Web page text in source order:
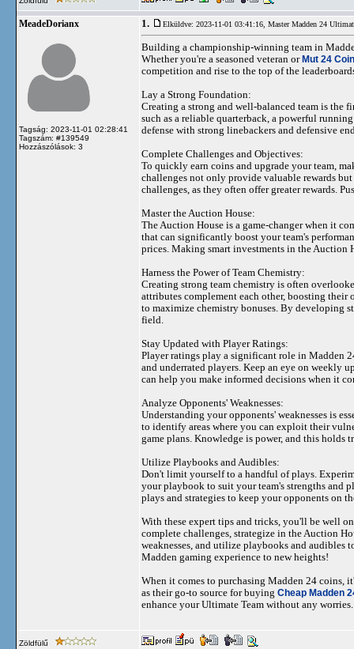
MeadeDorianx
Tagság: 2023-11-01 02:28:41
Tagszám: #139549
Hozzászólások: 3
1. Elküldve: 2023-11-01 03:41:16, Master Madden 24
Building a championship-winning team in
Whether you're a seasoned veteran orMut 24
competition and rise to the top of the
Lay a Strong Foundation:
Creating a strong and well-balanced team is the
such as a reliable quarterback, a powerful
defense with strong linebackers and defensive
Complete Challenges and Objectives:
To quickly earn coins and upgrade your team,
challenges not only provide valuable rewards
challenges, as they often offer greater rewards.
Master the Auction House:
The Auction House is a game-changer when it
that can significantly boost your team's
prices. Making smart investments in the Auction
Harness the Power of Team Chemistry:
Creating strong team chemistry is often
attributes complement each other, boosting their
to maximize chemistry bonuses. By developing
field.
Stay Updated with Player Ratings:
Player ratings play a significant role in Madden
and underrated players. Keep an eye on weekly
can help you make informed decisions when it
Analyze Opponents' Weaknesses:
Understanding your opponents' weaknesses is
to identify areas where you can exploit their
game plans. Knowledge is power, and this holds
Utilize Playbooks and Audibles:
Don't limit yourself to a handful of plays.
your playbook to suit your team's strengths and
plays and strategies to keep your opponents on
With these expert tips and tricks, you'll be well
complete challenges, strategize in the Auction
weaknesses, and utilize playbooks and audibles
Madden gaming experience to new heights!
When it comes to purchasing Madden 24 coins,
as their go-to source for buying Cheap Madden
enhance your Ultimate Team without any worries.
Zöldfülű